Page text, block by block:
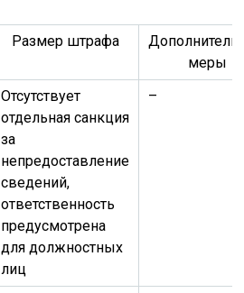
Размер штрафа
меры
Отсутствует
отдельная санкция
за
непредоставление
сведений,
ответственность
предусмотрена
для должностных
лиц
–